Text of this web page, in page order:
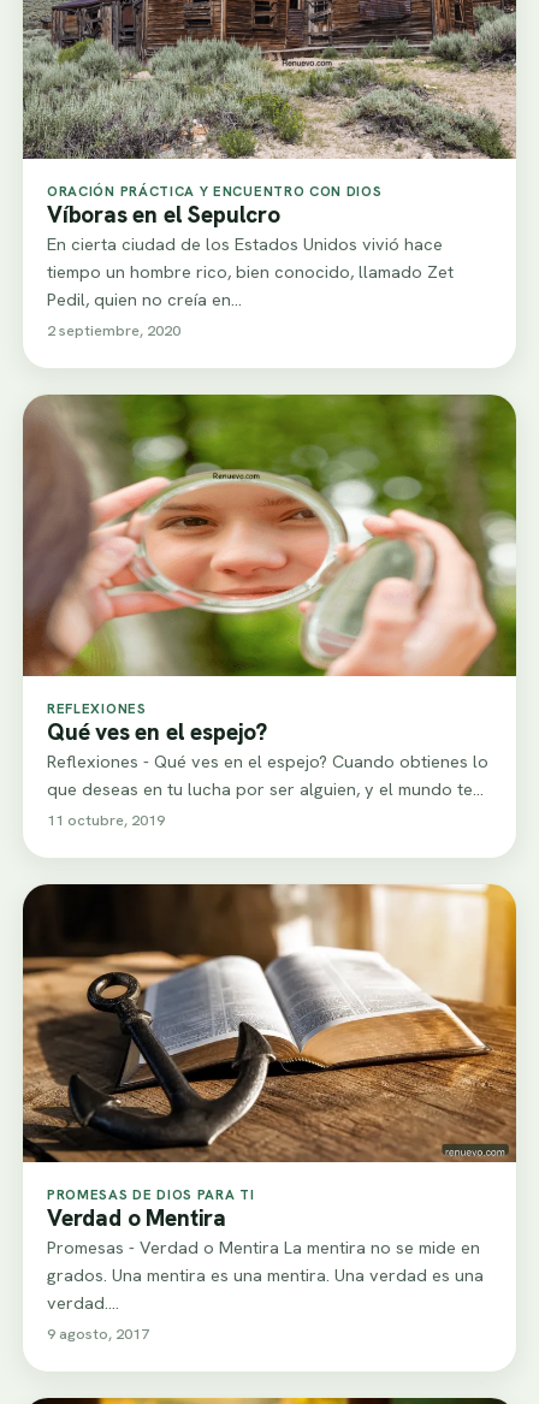
ORACIÓN PRÁCTICA Y ENCUENTRO CON DIOS
Víboras en el Sepulcro
En cierta ciudad de los Estados Unidos vivió hace
tiempo un hombre rico, bien conocido, llamado Zet
Pedil, quien no creía en…
2 septiembre, 2020
REFLEXIONES
Qué ves en el espejo?
Reflexiones - Qué ves en el espejo? Cuando obtienes lo
que deseas en tu lucha por ser alguien, y el mundo te…
11 octubre, 2019
PROMESAS DE DIOS PARA TI
Verdad o Mentira
Promesas - Verdad o Mentira La mentira no se mide en
grados. Una mentira es una mentira. Una verdad es una
verdad.…
9 agosto, 2017